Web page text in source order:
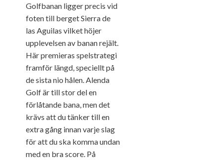
Golfbanan ligger precis vid
foten till berget Sierra de
las Aguilas vilket höjer
upplevelsen av banan rejält.
Här premieras spelstrategi
framför längd, speciellt på
de sista nio hålen. Alenda
Golf är till stor del en
förlåtande bana, men det
krävs att du tänker till en
extra gång innan varje slag
för att du ska komma undan
med en bra score. På